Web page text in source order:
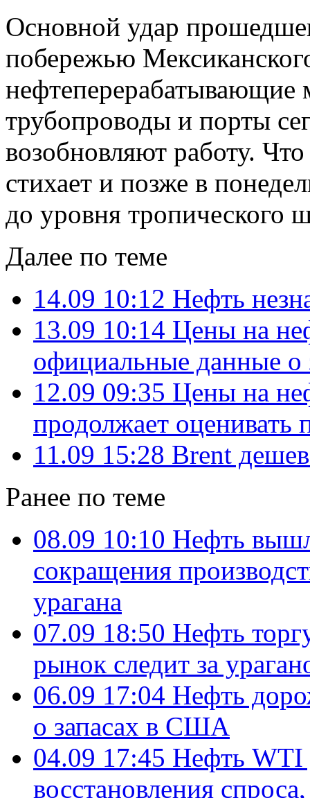
Основной удар
побережью
трубопроводы и порты
возобновляют работу.
стихает и позже в
до уровня тропического
Далее по теме
14.09 10:12 Нефть
13.09 10:14 Цены на
официальные данные
12.09 09:35 Цены на
продолжает
11.09 15:28 Brent
Ранее по теме
08.09 10:10 Нефть
сокращения
урагана
07.09 18:50 Нефть
рынок следит за
06.09 17:04 Нефть
о запасах в США
04.09 17:45 Нефть WTI
восстановления